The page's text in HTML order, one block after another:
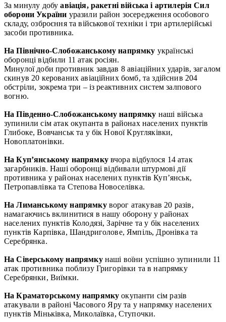
За минулу добу авіація, ракетні війська і артилерія Сил
оборони України уразили район зосередження особового
складу, озброєння та військової техніки і три артилерійські
засоби противника.
На Північно-Слобожанському напрямку українські
оборонці відбили 11 атак росіян.
Минулої доби противник завдав 8 авіаційних ударів, загалом
скинув 20 керованих авіаційних бомб, та здійснив 204
обстріли, зокрема три – із реактивних систем залпового
вогню.
На Південно-Слобожанському напрямку наші війська
зупинили сім атак окупанта в районах населених пунктів
Глибоке, Вовчанськ та у бік Нової Кругляківки,
Новоплатонівки.
На Куп’янському напрямкувчора відбулося 14 атак
загарбників. Наші оборонці відбивали штурмові дії
противника у районах населених пунктів Куп’янськ,
Петропавлівка та Степова Новоселівка.
На Лиманському напрямку ворог атакував 20 разів,
намагаючись вклинитися в нашу оборону у районах
населених пунктів Колодязі, Зарічне та у бік населених
пунктів Карпівка, Шандриголове, Ямпіль, Дронівка та
Серебрянка.
На Сіверському напрямкунаші воїни успішно зупинили 11
атак противника поблизу Григорівки та в напрямку
Серебрянки, Виїмки.
На Краматорському напрямку окупанти сім разів
атакували в районі Часового Яру та у напрямку населених
пунктів Міньківка, Миколаївка, Ступочки.